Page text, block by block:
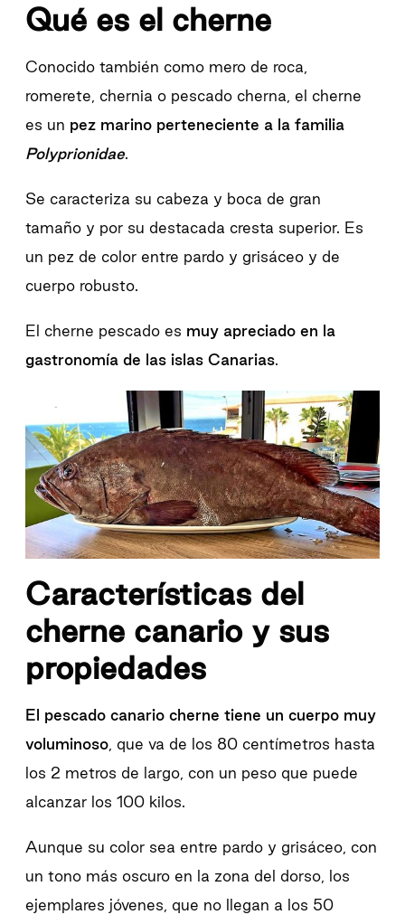
Qué es el cherne
Conocido también como mero de roca,
romerete, chernia o pescado cherna, el cherne
es un pez marino perteneciente a la familia
Polyprionidae.
Se caracteriza su cabeza y boca de gran
tamaño y por su destacada cresta superior. Es
un pez de color entre pardo y grisáceo y de
cuerpo robusto.
El cherne pescado es muy apreciado en la
gastronomía de las islas Canarias.
Características del
cherne canario y sus
propiedades
El pescado canario cherne tiene un cuerpo muy
voluminoso, que va de los 80 centímetros hasta
los 2 metros de largo, con un peso que puede
alcanzar los 100 kilos.
Aunque su color sea entre pardo y grisáceo, con
un tono más oscuro en la zona del dorso, los
ejemplares jóvenes, que no llegan a los 50